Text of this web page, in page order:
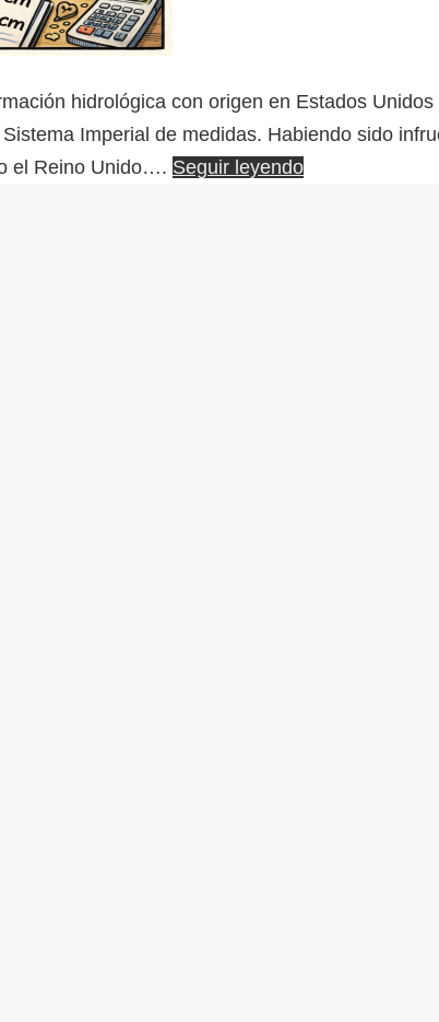
hidrológica con origen en Estados
Imperial de medidas. Habiendo sido
el Reino Unido…. Seguir leyendo